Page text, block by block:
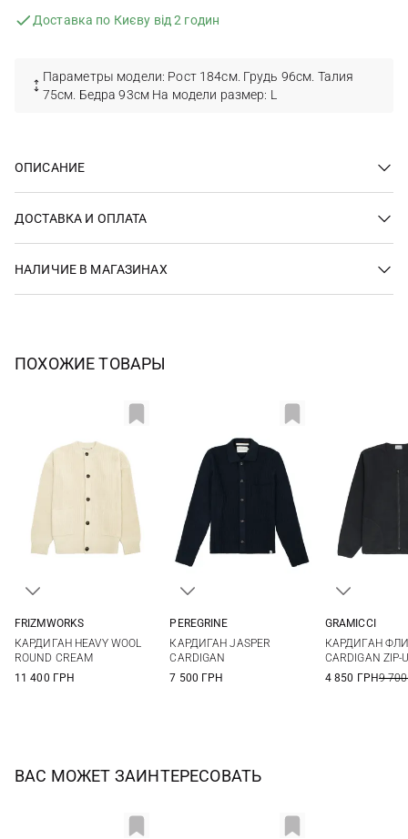
Доставка по Києву від 2 годин
Параметры модели: Рост 184см. Грудь 96см. Талия
75см. Бедра 93см На модели размер: L
ОПИСАНИЕ
ДОСТАВКА И ОПЛАТА
НАЛИЧИЕ В МАГАЗИНАХ
ПОХОЖИЕ ТОВАРЫ
FRIZMWORKS
КАРДИГАН HEAVY WOOL
ROUND CREAM
11 400 ГРН
PEREGRINE
КАРДИГАН JASPER
CARDIGAN
7 500 ГРН
GRAMICCI
КАРДИГАН
CARDIGAN ZIP-
4 850 ГРН9
ВАС МОЖЕТ ЗАИНТЕРЕСОВАТЬ